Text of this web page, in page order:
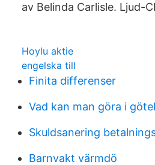
av Belinda Carlisle. Ljud-
Hoylu aktie
engelska till
Finita differenser
Vad kan man göra i
Skuldsanering
Barnvakt värmdö